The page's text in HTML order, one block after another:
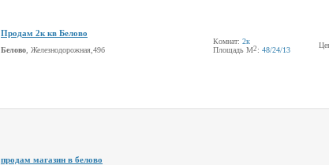
Продам 2к кв Белово
Белово , Железнодорожная,49б
Комнат: 2к
Площадь М2 : 48/24/13
продам магазин в белово